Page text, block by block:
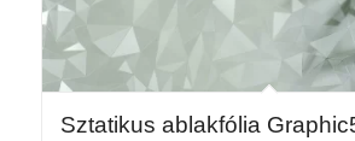
Sztatikus ablakfólia